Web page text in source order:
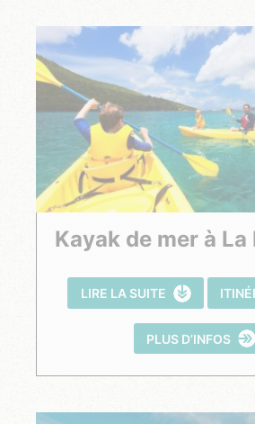
Kayak de mer à
LIRE LA SUITE
PLUS D’INFOS